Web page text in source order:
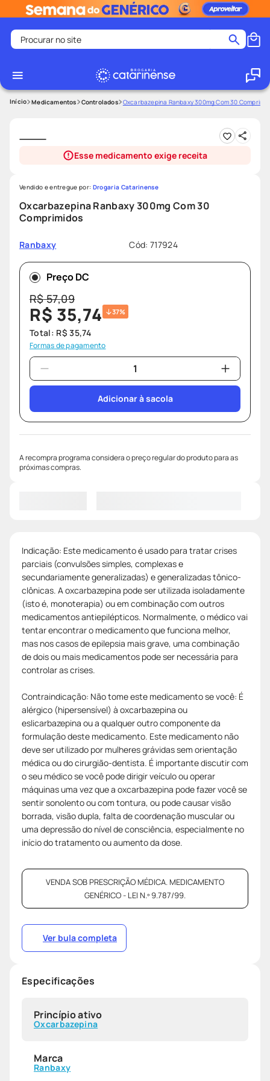
Procurar no site
1
2º
medley
4º
protetor solar facial
shampoo
8º
ozivy
Medicamentos Controlados Oxcarbazepina Ranbaxy 300mg Com 30
Esse medicamento exige receita
Oxcarbazepina Ranbaxy 300mg Com 30
Comprimidos
Ranbaxy Cód: 717924
Vendido e entregue por: Drogaria Catarinense
Preço DC
R$57,09
R$ 35,74 37%
Total: R$ 35,74
Formas de pagamento
Adicionar à sacola
A recompra programa considera o preço regular do produto para as
próximas compras.
Indicação: Este medicamento é usado para tratar crises
parciais (convulsões simples, complexas e
secundariamente generalizadas) e generalizadas tônico-
clônicas. A oxcarbazepina pode ser utilizada isoladamente
(isto é, monoterapia) ou em combinação com outros
medicamentos antiepilépticos. Normalmente, o médico vai
tentar encontrar o medicamento que funciona melhor,
mas nos casos de epilepsia mais grave, uma combinação
de dois ou mais medicamentos pode ser necessária para
controlar as crises.
Contraindicação: Não tome este medicamento se você: É
alérgico (hipersensível) à oxcarbazepina ou
eslicarbazepina ou a qualquer outro componente da
formulação deste medicamento. Este medicamento não
deve ser utilizado por mulheres grávidas sem orientação
médica ou do cirurgião-dentista. É importante discutir com
o seu médico se você pode dirigir veículo ou operar
máquinas uma vez que a oxcarbazepina pode fazer você se
sentir sonolento ou com tontura, ou pode causar visão
borrada, visão dupla, falta de coordenação muscular ou
uma depressão do nível de consciência, especialmente no
início do tratamento ou aumento da dose.
VENDA SOB PRESCRIÇÃO MÉDICA. MEDICAMENTO
GENÉRICO - LEI N.º 9.787/99.
Ver bula completa
Especificações
Princípio ativo
Oxcarbazepina
Marca
Ranbaxy